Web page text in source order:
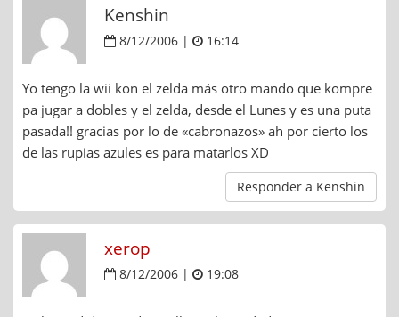
Kenshin
8/12/2006 | 16:14
Yo tengo la wii kon el zelda más otro mando que kompre
pa jugar a dobles y el zelda, desde el Lunes y es una puta
pasada!! gracias por lo de «cabronazos» ah por cierto los
de las rupias azules es para matarlos XD
Responder a Kenshin
xerop
8/12/2006 | 19:08